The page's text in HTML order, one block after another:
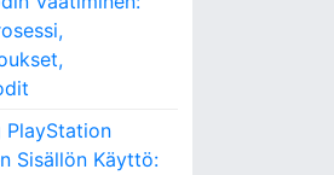
PlayStation
Sisällön Käyttö: